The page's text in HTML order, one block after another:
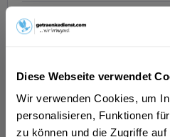
Diese Webseite verwendet
Wir verwenden Cookies, um
personalisieren, Funktionen
zu können und die Zugriffe
Lass dir die Getränke
Hause oder ins Büro